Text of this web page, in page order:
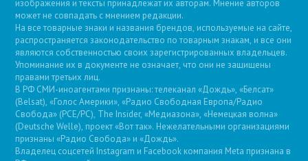
изображения и тексты принадлежат их авторам. Мнение авторов
может не совпадать с мнением редакции.
На все товарные знаки и названия брендов, используемые на сайте,
распространяется законодательство по товарным знакам, и все они
являются собственностью своих зарегистрированных владельцев.
Упоминание их в документе не означает, что они не защищены
правами третьих лиц.
В РФ СМИ-иноагентами признаны: телеканал «Дождь», «Белсат»
(Belsat), «Голос Америки», «Радио Свободная Европа/Радио
Свобода» (PCE/PC), The Insider, «Медиазона», «Немецкая волна»
(Deutsche Welle), проект «Вот так». Нежелательными организациями
признаны «Радио Свобода» и «Дождь».
Владелец соцсетей Instagram и Facebook компания Metа признана в